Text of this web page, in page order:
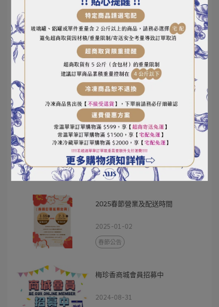
2025-06-12
小磨坊廟口小吃系列買三送一到
6/30
2025-05-12
小磨坊
JETINNO品牌購機優惠
2025-04-17
JETINNO
2025春節營業及配送時間
2025-01-02
春節公告
梅珍香商城會員招募中
2024-08-31